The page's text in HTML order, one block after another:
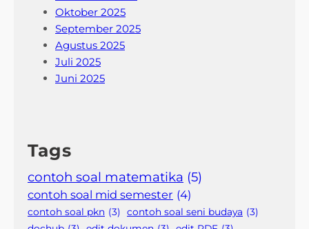
Oktober 2025
September 2025
Agustus 2025
Juli 2025
Juni 2025
Tags
contoh soal matematika (5)
contoh soal mid semester (4)
contoh soal pkn (3) contoh soal seni budaya (3)